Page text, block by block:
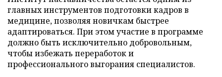
главных инструментов подготовки кадров в
медицине, позволяя новичкам быстрее
адаптироваться. При этом участие в программе
должно быть исключительно добровольным,
чтобы избежать переработок и
профессионального выгорания специалистов.